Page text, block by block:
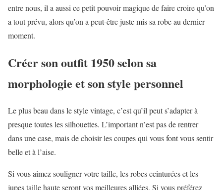
entre nous, il a aussi ce petit pouvoir magique de faire croire qu’on
a tout prévu, alors qu’on a peut-être juste mis sa robe au dernier
moment.
Créer son outfit 1950 selon sa
morphologie et son style personnel
Le plus beau dans le style vintage, c’est qu’il peut s’adapter à
presque toutes les silhouettes. L’important n’est pas de rentrer
dans une case, mais de choisir les coupes qui vous font vous sentir
belle et à l’aise.
Si vous aimez souligner votre taille, les robes ceinturées et les
jupes taille haute seront vos meilleures alliées. Si vous préférez